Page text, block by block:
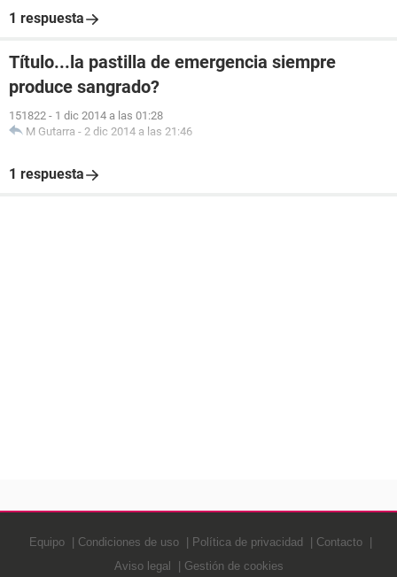
1 respuesta
Título...la pastilla de emergencia siempre
produce sangrado?
151822 - 1 dic 2014 a las 01:28
M Gutarra - 2 dic 2014 a las 21:46
1 respuesta
Equipo Condiciones de uso Política de privacidad
Contacto
Aviso legal
Gestión de cookies